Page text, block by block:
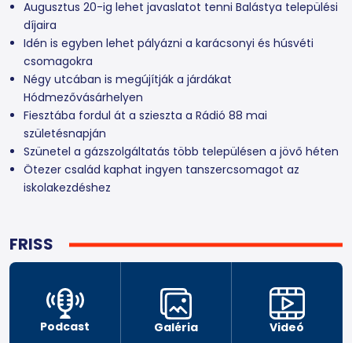
FRISS
Podcast Galéria Videó
Augusztus 20-ig lehet javaslatot tenni Balástya települési
díjaira
Idén is egyben lehet pályázni a karácsonyi és húsvéti
csomagokra
Négy utcában is megújítják a járdákat
Hódmezővásárhelyen
Fiesztába fordul át a szieszta a Rádió 88 mai
születésnapján
Szünetel a gázszolgáltatás több településen a jövő héten
Ötezer család kaphat ingyen tanszercsomagot az
iskolakezdéshez